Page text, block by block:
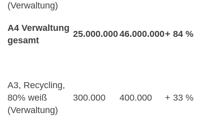
(Verwaltung)
A4 Verwaltung
gesamt
25.000.00046.000.000+ 84 %
A3, Recycling,
80% weiß
(Verwaltung)
300.000 400.000 + 33 %